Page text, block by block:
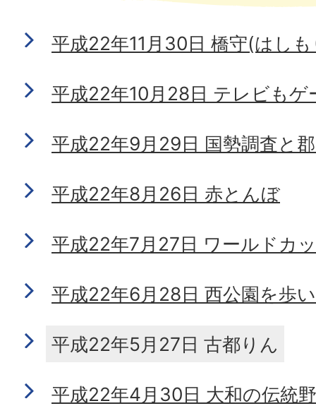
平成22年11月30日 橋守(はし
平成22年10月28日 テレビもゲ
平成22年9月29日 国勢調査と
平成22年8月26日 赤とんぼ
平成22年7月27日 ワールドカ
平成22年6月28日 西公園を歩
平成22年5月27日 古都りん
平成22年4月30日 大和の伝統